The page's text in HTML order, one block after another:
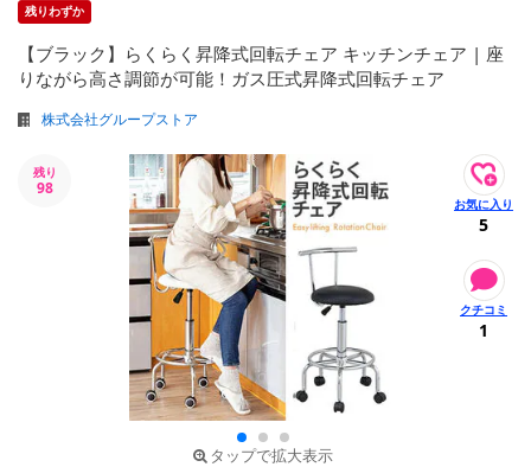
残りわずか
【ブラック】らくらく昇降式回転チェア キッチンチェア | 座
りながら高さ調節が可能！ガス圧式昇降式回転チェア
株式会社グループストア
残り
98
タップで拡大表示
5
1